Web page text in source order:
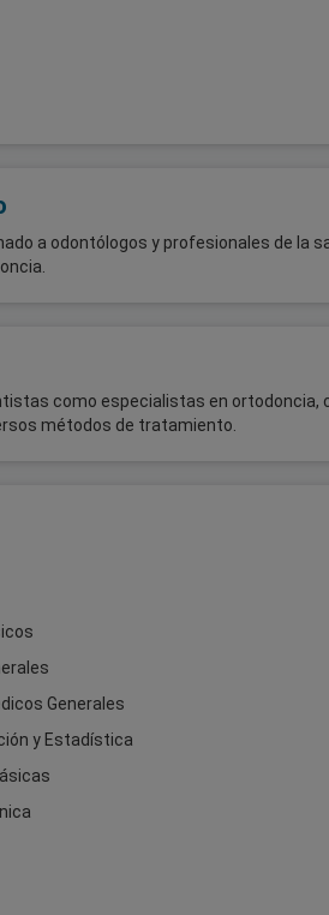
a odontólogos y profesionales de la
como especialistas en ortodoncia,
métodos de tratamiento.
Generales
y Estadística